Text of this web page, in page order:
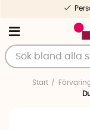
Start